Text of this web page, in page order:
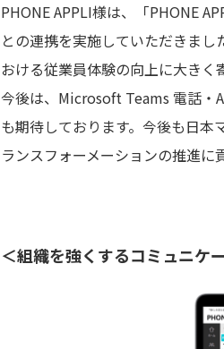
PHONE APPLI様は、「PHONE
との連携を実施していただきま
おける従業員体験の向上に大きく
今後は、Microsoft Teams 電話・
も期待しております。今後も日本
ランスフォーメーションの推進に
＜組織を強くするコミュニケ